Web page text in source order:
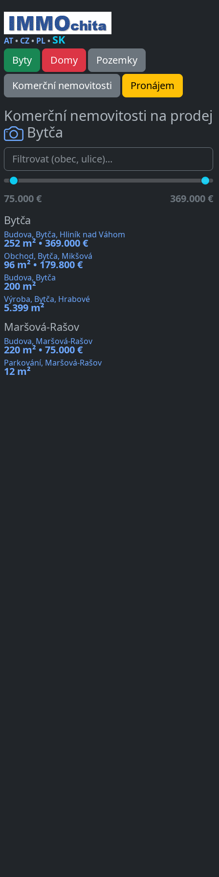
AT• CZ• PL• SK
Byty Domy
Pozemky
Komerční nemovitosti
Pronájem
Komerční nemovitosti na prodej
Bytča
75.000 € 369.000 €
Bytča
Budova, Bytča, Hliník nad Váhom
252 m² • 369.000 €
Obchod, Bytča, Mikšová
96 m² • 179.800 €
Budova, Bytča
200 m²
Výroba, Bytča, Hrabové
5.399 m²
Maršová-Rašov
Budova, Maršová-Rašov
220 m² • 75.000 €
Parkování, Maršová-Rašov
12 m²